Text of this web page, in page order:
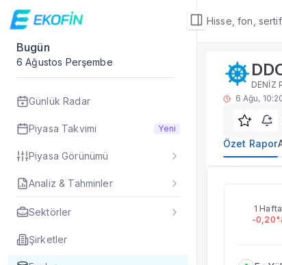
Hisse, fon,
Bugün
6 Ağustos Perşembe
Günlük Radar
Piyasa Takvimi Yeni
Piyasa Görünümü
Analiz & Tahminler
Sektörler
Şirketler
Fon Detay
Yatırım
Alt Bölümler
Fon Portföyü
Rakip Analizi
Fiyat Endeks
Özet Rapor
DENİZ
6 Ağu,
Özet Rapor
1 Hafta
-